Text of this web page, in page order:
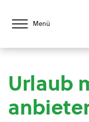
Menü
Urlaub